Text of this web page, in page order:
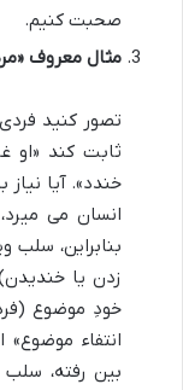
صحبت کنیم.
مثال معروف
تصور کنید
ثابت کند «او
خندد». آیا
انسان می
بنابراین، سلب
زدن یا
خودِ موضوع
انتفاء
بین رفته،